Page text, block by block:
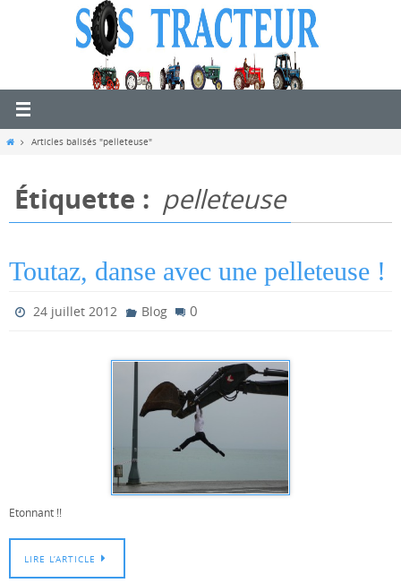
HomeArticles balisés "pelleteuse"
Étiquette : pelleteuse
Toutaz, danse avec une pelleteuse !
24 juillet 2012 Blog 0
Etonnant !!
LIRE L’ARTICLE